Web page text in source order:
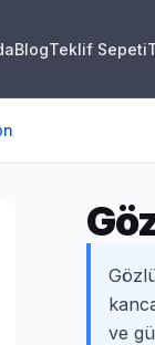
BlogTeklif Sepeti
ve